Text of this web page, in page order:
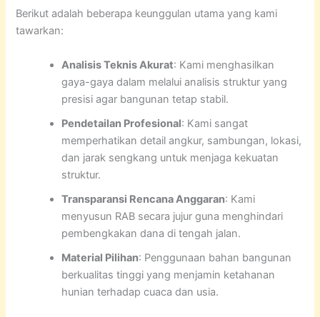
Berikut adalah beberapa keunggulan utama yang kami
tawarkan:
Analisis Teknis Akurat: Kami menghasilkan
gaya-gaya dalam melalui analisis struktur yang
presisi agar bangunan tetap stabil.
Pendetailan Profesional: Kami sangat
memperhatikan detail angkur, sambungan, lokasi,
dan jarak sengkang untuk menjaga kekuatan
struktur.
Transparansi Rencana Anggaran: Kami
menyusun RAB secara jujur guna menghindari
pembengkakan dana di tengah jalan.
Material Pilihan: Penggunaan bahan bangunan
berkualitas tinggi yang menjamin ketahanan
hunian terhadap cuaca dan usia.